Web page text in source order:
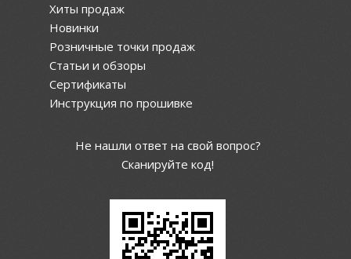
Хиты продаж
Новинки
Розничные точки продаж
Статьи и обзоры
Сертификаты
Инструкция по прошивке
Не нашли ответ на свой вопрос?
Сканируйте код!